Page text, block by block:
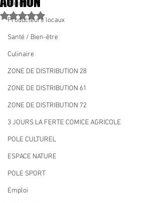
Pâques
Producteurs locaux
Santé / Bien-être
Culinaire
ZONE DE DISTRIBUTION 28
ZONE DE DISTRIBUTION 61
ZONE DE DISTRIBUTION 72
3 JOURS LA FERTE COMICE AGRICOLE
POLE CULTUREL
ESPACE NATURE
POLE SPORT
Emploi
Noté NaN étoiles sur 5.